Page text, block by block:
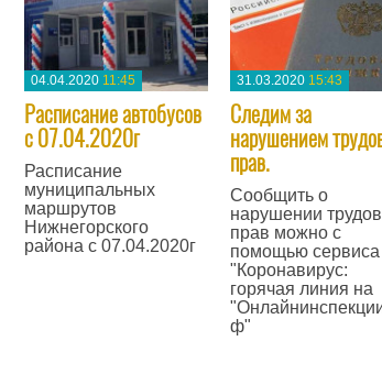
04.04.2020 11:45
Расписание автобусов
с 07.04.2020г
Расписание
муниципальных
маршрутов
Нижнегорского
района с 07.04.2020г
31.03.2020 15:43
Следим за
нарушением
прав.
Сообщить о
нарушении
прав можно с
помощью сервиса
"Коронавирус:
горячая линия на
ф"